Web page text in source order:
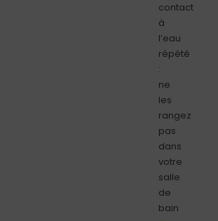
contact
à
l’eau
répété
:
ne
les
rangez
pas
dans
votre
salle
de
bain